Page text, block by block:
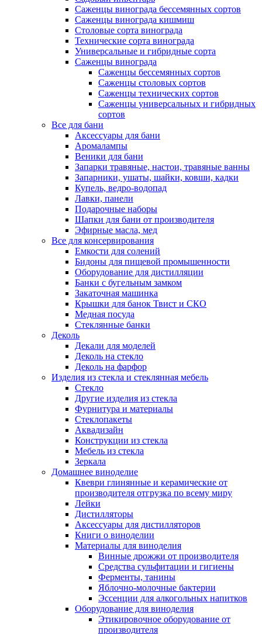
Саженцы винограда бессемянных сортов
Саженцы винограда кишмиш
Столовые сорта винограда
Технические сорта винограда
Универсальные и гибридные сорта
Саженцы винограда
Саженцы бессемянных сортов
Саженцы столовых сортов
Саженцы технических сортов
Саженцы универсальных и гибридных
сортов
Все для бани
Аксессуары для бани
Аромалампы
Веники для бани
Запарки травяные, настои, травяные ванны
Запарники, ушаты, шайки, ковши, кадки
Купель, ведро-водопад
Лавки, панели
Подарочные наборы
Шапки для бани от производителя
Эфирные масла, мед
Все для консервирования
Емкости для солений
Бидоны для пищевой промышенности
Оборудование для дистилляции
Банки с бугельным замком
Закаточная машинка
Крышки для банок Твист и СКО
Медная посуда
Стеклянные банки
Деколь
Декали для моделей
Деколь на стекло
Деколь на фарфор
Изделия из стекла и стеклянная мебель
Стекло
Другие изделия из стекла
Фурнитура и материалы
Стеклопакеты
Аквадизайн
Конструкции из стекла
Мебель из стекла
Зеркала
Домашнее виноделие
Квеври глинянные и керамические от
производителя отгрузка по всему миру
Лейки
Дистилляторы
Аксессуары для дистилляторов
Книги о виноделии
Материалы для виноделия
Винные дрожжи от производителя
Средства сульфитации и гигиены
Ферменты, танины
Яблочно-молочные бактерии
Эссенции для алкогольных напитков
Оборудование для виноделия
Этикировочное оборудование от
производителя